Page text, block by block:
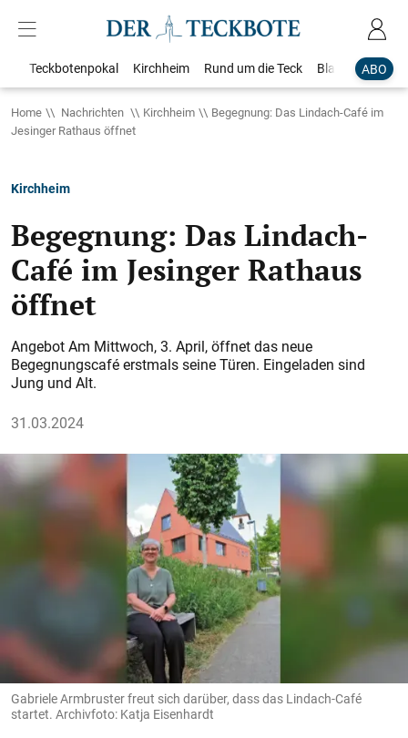
ABO
Teckbotenpokal Kirchheim Rund um die Teck Blaulicht
Home Nachrichten Kirchheim
Begegnung: Das Lindach-Café im
Jesinger Rathaus öffnet
Kirchheim
Begegnung: Das Lindach-
Café im Jesinger Rathaus
öffnet
Angebot Am Mittwoch, 3. April, öffnet das neue
Begegnungscafé erstmals seine Türen. Eingeladen sind
Jung und Alt.
31.03.2024
Gabriele Armbruster freut sich darüber, dass das Lindach-Café
startet. Archivfoto: Katja Eisenhardt